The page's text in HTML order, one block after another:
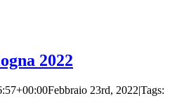
2022
Febbraio 23rd, 2022|Tags: